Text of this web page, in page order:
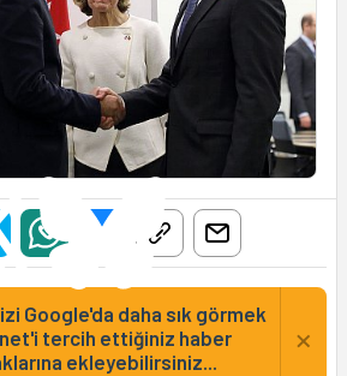
Google'da daha sık görmek
tercih ettiğiniz haber
ekleyebilirsiniz...
×